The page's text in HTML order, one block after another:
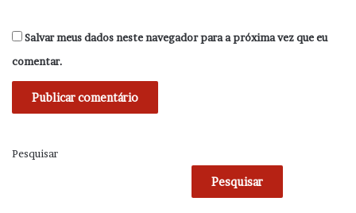
Salvar meus dados neste navegador para a próxima vez que eu
comentar.
Pesquisar
Pesquisar